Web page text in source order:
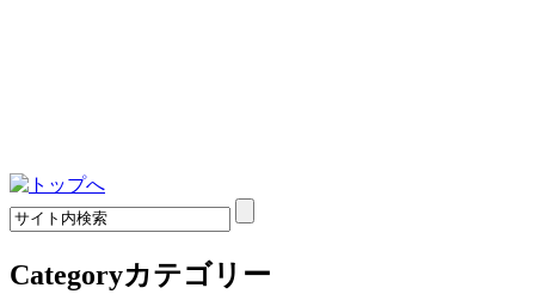
Categoryカテゴリー